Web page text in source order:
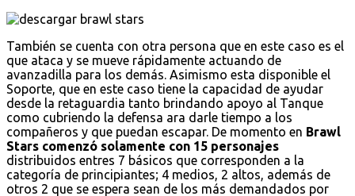
También se cuenta con otra persona que en este caso es el
que ataca y se mueve rápidamente actuando de
avanzadilla para los demás. Asimismo esta disponible el
Soporte, que en este caso tiene la capacidad de ayudar
desde la retaguardia tanto brindando apoyo al Tanque
como cubriendo la defensa ara darle tiempo a los
compañeros y que puedan escapar. De momento en Brawl
Stars comenzó solamente con 15 personajes
distribuidos entres 7 básicos que corresponden a la
categoría de principiantes; 4 medios, 2 altos, además de
otros 2 que se espera sean de los más demandados por